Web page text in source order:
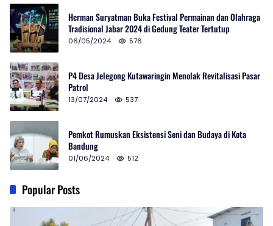
Herman Suryatman Buka Festival Permainan dan Olahraga
Tradisional Jabar 2024 di Gedung Teater Tertutup
06/05/2024 576
P4 Desa Jelegong Kutawaringin Menolak Revitalisasi Pasar
Patrol
13/07/2024 537
Pemkot Rumuskan Eksistensi Seni dan Budaya di Kota
Bandung
01/06/2024 512
Popular Posts